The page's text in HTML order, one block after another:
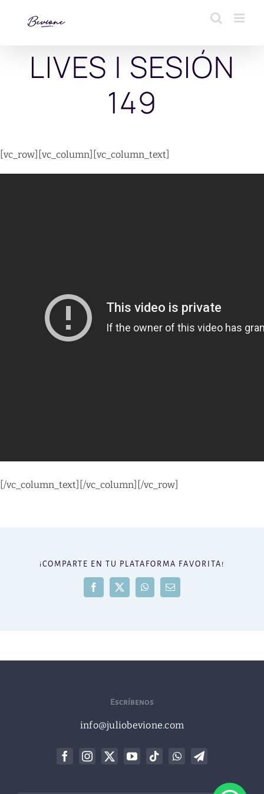
LIVES | SESIÓN
149
[vc_row][vc_column][vc_column_text]
[/vc_column_text][/vc_column][/vc_row]
¡COMPARTE EN TU PLATAFORMA FAVORITA!
Facebook
X WhatsAppCorreo
Escríbenos
info@juliobevione.com